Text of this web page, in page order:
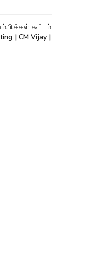
கூட்டம்
| CM Vijay |